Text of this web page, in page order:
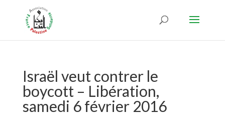
Israël veut contrer le
boycott – Libération,
samedi 6 février 2016